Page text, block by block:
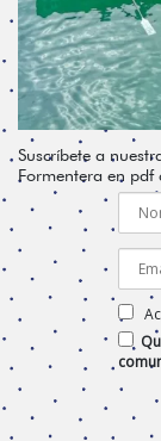
Suscríbete a
Formentera en pdf